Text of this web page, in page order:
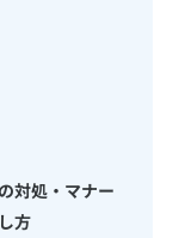
対処・マナー
方